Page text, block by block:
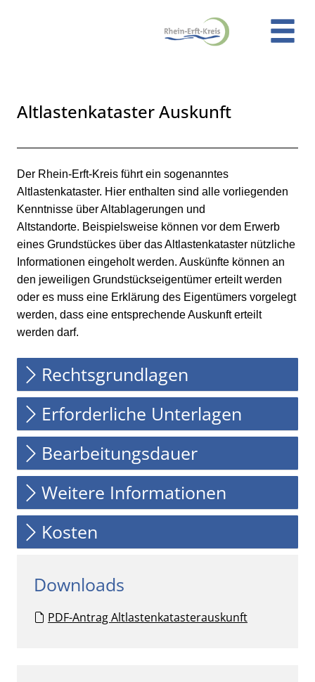
Altlastenkataster Auskunft
Kurzbeschreibung
Beschreibung
Der Rhein-Erft-Kreis führt ein sogenanntes
Altlastenkataster. Hier enthalten sind alle vorliegenden
Kenntnisse über Altablagerungen und
Altstandorte. Beispielsweise können vor dem Erwerb
eines Grundstückes über das Altlastenkataster nützliche
Informationen eingeholt werden. Auskünfte können an
den jeweiligen Grundstückseigentümer erteilt werden
oder es muss eine Erklärung des Eigentümers vorgelegt
werden, dass eine entsprechende Auskunft erteilt
werden darf.
Rechtsgrundlagen
Erforderliche Unterlagen
Bearbeitungsdauer
Weitere Informationen
Kosten
Downloads
PDF-Antrag Altlastenkatasterauskunft